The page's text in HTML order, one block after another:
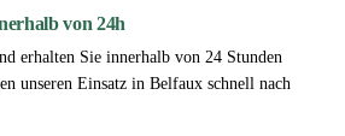
von 24h
erhalten Sie innerhalb von 24 Stunden
unseren Einsatz in Belfaux schnell nach